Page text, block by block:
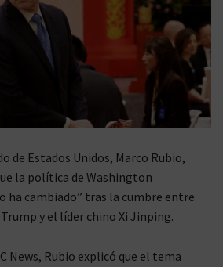
de Estados Unidos, Marco Rubio,
la política de Washington
ha cambiado” tras la cumbre entre
y el líder chino Xi Jinping.
News, Rubio explicó que el tema